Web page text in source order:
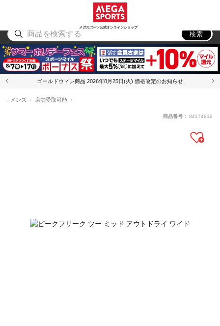
メガスポーツ公式オンラインショップ
アウトドア
検索
ゴールドウィン商品 2026年8月25日(火) 価格改定のお知らせ
メンズ 店舗受取可能
商品番号： 84174812